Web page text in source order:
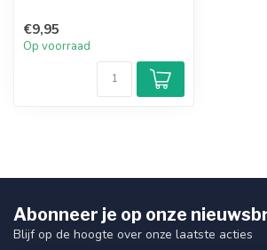
€9,95
Op voorraad
Abonneer je op onze
Blijf op de hoogte over onze laatste acties